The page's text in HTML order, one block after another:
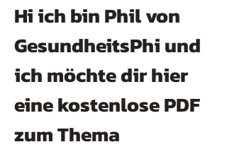
Hi ich bin Phil von
GesundheitsPhi und
ich möchte dir hier
eine kostenlose PDF
zum Thema